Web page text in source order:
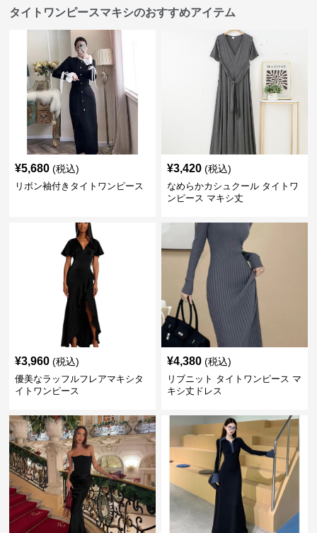
タイトワンピースマキシのおすすめアイテム
¥5,680 (税込)
リボン袖付きタイトワンピース
¥3,420 (税込)
なめらかカシュクール タイトワ
ンピース マキシ丈
¥3,960 (税込)
優美なラッフルフレアマキシタ
イトワンピース
¥4,380 (税込)
リブニット タイトワンピース マ
キシ丈ドレス